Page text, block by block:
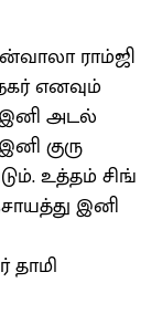
ராம்ஜி
எனவும்
அடல்
குரு
உத்தம் சிங்
இனி
தாமி